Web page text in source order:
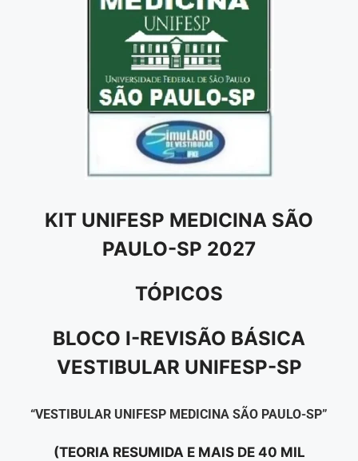
KIT UNIFESP MEDICINA SÃO
PAULO-SP 2027
TÓPICOS
BLOCO I-REVISÃO BÁSICA
VESTIBULAR UNIFESP-SP
“VESTIBULAR UNIFESP MEDICINA SÃO PAULO-SP”
(TEORIA RESUMIDA E MAIS DE 40 MIL